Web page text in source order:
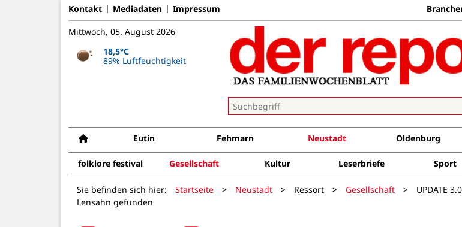
Kontakt Mediadaten Impressum
Mittwoch, 05. August 2026
18,5°C
89% Luftfeuchtigkeit
Eutin Fehmarn Neustadt Oldenburg
folklore festival Gesellschaft Kultur Leserbriefe Sport
Sie befinden sich hier: Startseite > Neustadt > Ressort > Gesellschaft >
UPDATE
Lensahn gefunden